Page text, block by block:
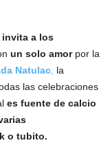
invita a los
un solo amorpor la
Natulac, la
las celebraciones
es fuente de calcio
o tubito.